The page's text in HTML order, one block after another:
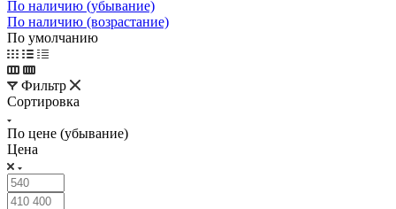
По наличию (убывание)
По наличию (возрастание)
По умолчанию
Фильтр
Сортировка
По цене (убывание)
Цена